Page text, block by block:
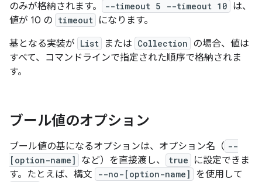
のみが格納されます。
--timeout 5 --timeout 10 は、
値が 10 の timeout になります。
基となる実装が List または Collection の場合、値は
すべて、コマンドラインで指定された順序で格納されま
す。
ブール値のオプション
ブール値の基になるオプションは、オプション名（ --
[option-name]
など）を直接渡し、 true
に設定できま
す。たとえば、構文
--no-[option-name] を使用して